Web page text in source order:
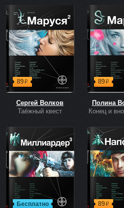
89р
Сергей Волков
Таёжный квест
89р
Полина
Конец и
Бесплатно 89р